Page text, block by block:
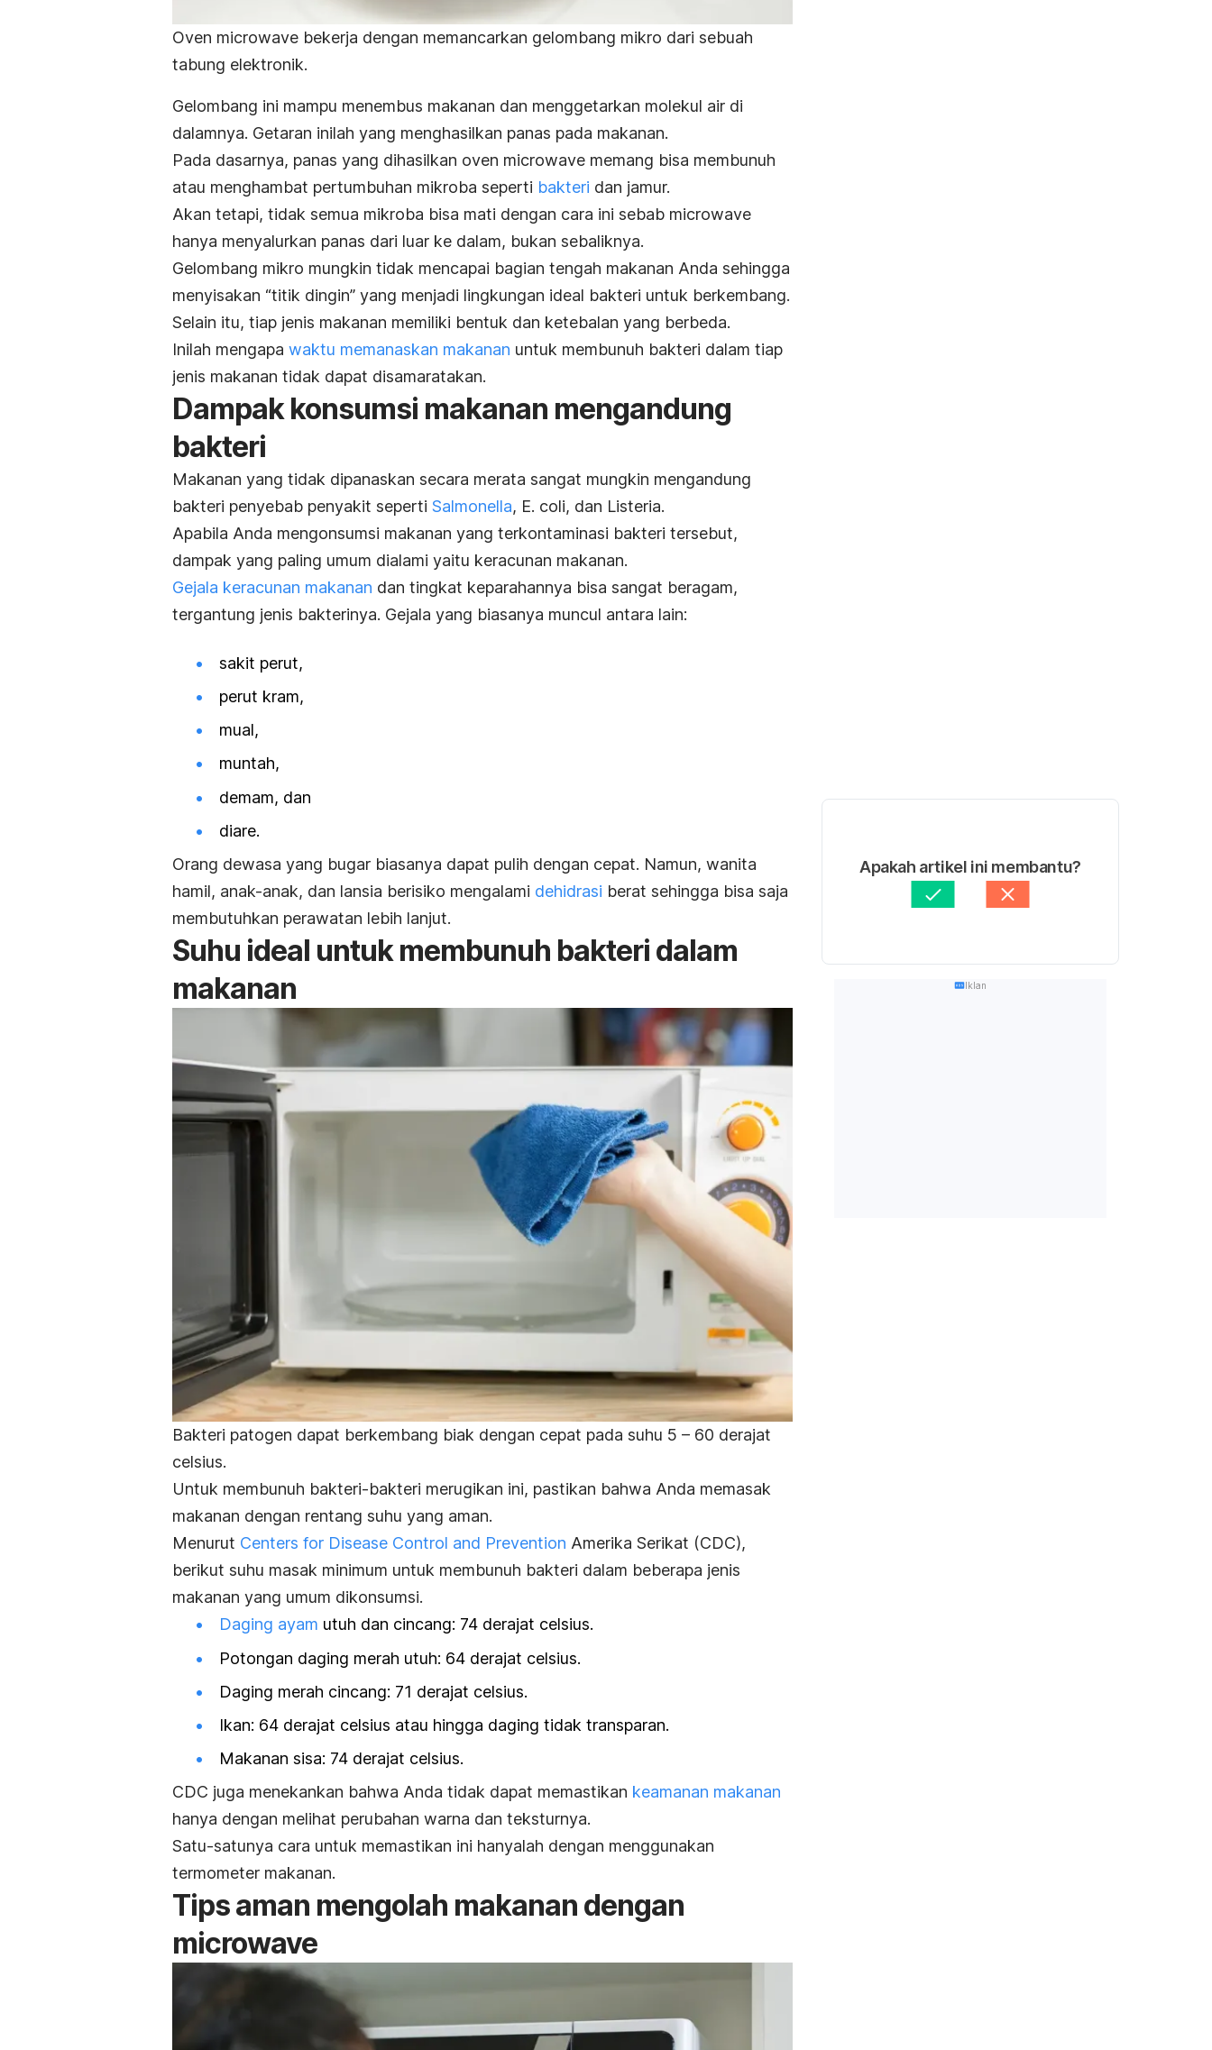
Oven microwave bekerja dengan memancarkan gelombang mikro dari sebuah
tabung elektronik.
Gelombang ini mampu menembus makanan dan menggetarkan molekul air di
dalamnya. Getaran inilah yang menghasilkan panas pada makanan.
Pada dasarnya, panas yang dihasilkan oven microwave memang bisa membunuh
atau menghambat pertumbuhan mikroba seperti bakteri dan jamur.
Akan tetapi, tidak semua mikroba bisa mati dengan cara ini sebab microwave
hanya menyalurkan panas dari luar ke dalam, bukan sebaliknya.
Gelombang mikro mungkin tidak mencapai bagian tengah makanan Anda sehingga
menyisakan “titik dingin” yang menjadi lingkungan ideal bakteri untuk berkembang.
Selain itu, tiap jenis makanan memiliki bentuk dan ketebalan yang berbeda.
Inilah mengapa waktu memanaskan makanan untuk membunuh bakteri dalam tiap
jenis makanan tidak dapat disamaratakan.
Dampak konsumsi makanan mengandung
bakteri
Makanan yang tidak dipanaskan secara merata sangat mungkin mengandung
bakteri penyebab penyakit seperti Salmonella, E. coli, dan Listeria.
Apabila Anda mengonsumsi makanan yang terkontaminasi bakteri tersebut,
dampak yang paling umum dialami yaitu keracunan makanan.
Gejala keracunan makanan dan tingkat keparahannya bisa sangat beragam,
tergantung jenis bakterinya. Gejala yang biasanya muncul antara lain:
sakit perut,
perut kram,
mual,
muntah,
demam, dan
diare.
Orang dewasa yang bugar biasanya dapat pulih dengan cepat. Namun, wanita
hamil, anak-anak, dan lansia berisiko mengalami dehidrasi berat sehingga bisa saja
membutuhkan perawatan lebih lanjut.
Suhu ideal untuk membunuh bakteri dalam
makanan
Bakteri patogen dapat berkembang biak dengan cepat pada suhu 5 – 60 derajat
celsius.
Untuk membunuh bakteri-bakteri merugikan ini, pastikan bahwa Anda memasak
makanan dengan rentang suhu yang aman.
Menurut Centers for Disease Control and Prevention Amerika Serikat (CDC),
berikut suhu masak minimum untuk membunuh bakteri dalam beberapa jenis
makanan yang umum dikonsumsi.
Daging ayam utuh dan cincang: 74 derajat celsius.
Potongan daging merah utuh: 64 derajat celsius.
Daging merah cincang: 71 derajat celsius.
Ikan: 64 derajat celsius atau hingga daging tidak transparan.
Makanan sisa: 74 derajat celsius.
CDC juga menekankan bahwa Anda tidak dapat memastikan keamanan makanan
hanya dengan melihat perubahan warna dan teksturnya.
Satu-satunya cara untuk memastikan ini hanyalah dengan menggunakan
termometer makanan.
Tips aman mengolah makanan dengan
microwave
Apakah artikel ini membantu?
Iklan